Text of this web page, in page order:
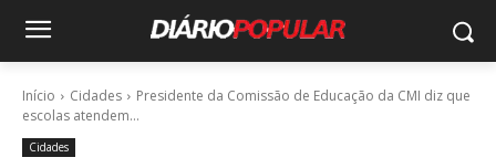
Início Cidades
Presidente da Comissão de Educação da CMI diz que
escolas atendem...
Cidades